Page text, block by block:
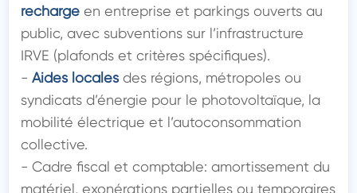
recharge en entreprise et parkings ouverts au
public, avec subventions sur l’infrastructure
IRVE (plafonds et critères spécifiques).
- Aides locales des régions, métropoles ou
syndicats d’énergie pour le photovoltaïque, la
mobilité électrique et l’autoconsommation
collective.
- Cadre fiscal et comptable: amortissement du
matériel, exonérations partielles ou temporaires